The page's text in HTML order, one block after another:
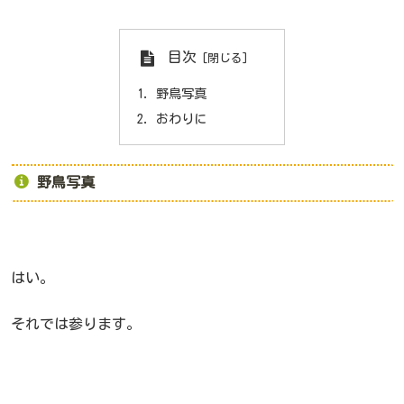
目次
野鳥写真
おわりに
野鳥写真
はい。
それでは参ります。